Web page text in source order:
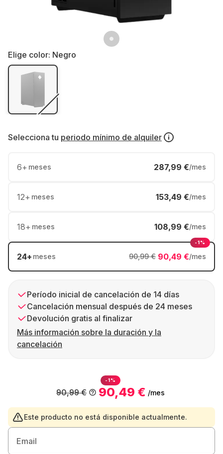
Elige color: Negro
Selecciona tu periodo mínimo de alquiler
6+ meses 287,99 €/mes
12+ meses 153,49 €/mes
18+ meses 108,99 €/mes
24+ meses 90,49 €/mes
90,99 €
-1%
Período inicial de cancelación de 14 días
Cancelación mensual después de 24 meses
Devolución gratis al finalizar
Más información sobre la duración y la
cancelación
-1%
90,49 € /mes
90,99 €
Este producto no está disponible actualmente.
Email